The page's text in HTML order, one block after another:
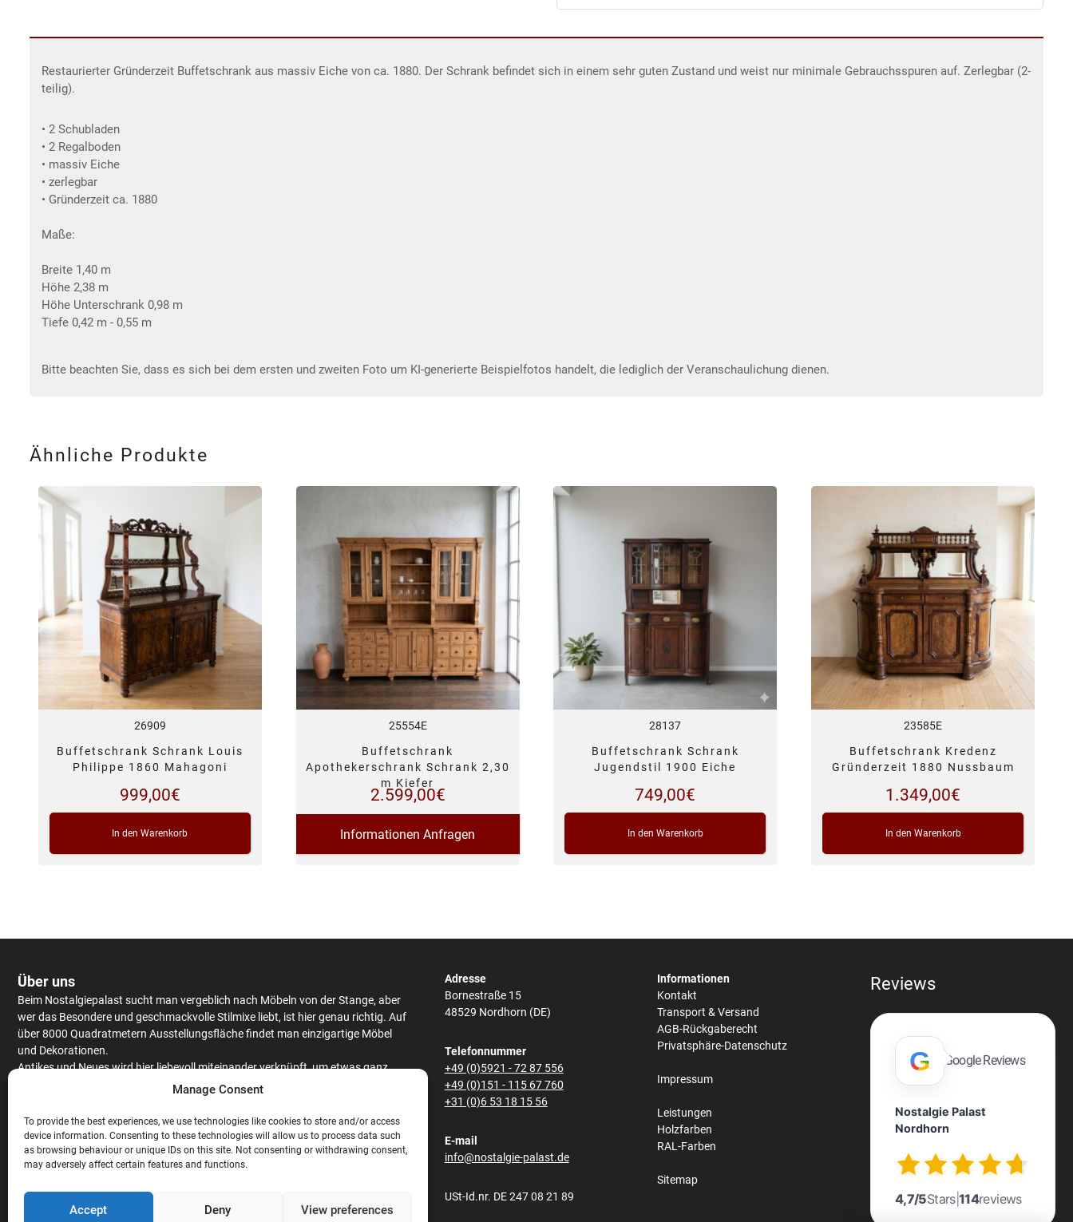
Manage Consent
To provide the best experiences, we use technologies like cookies to store and/or access
device information. Consenting to these technologies will allow us to process data such
as browsing behaviour or unique IDs on this site. Not consenting or withdrawing consent,
may adversely affect certain features and functions.
Accept Deny View preferences
Restaurierter Gründerzeit Buffetschrank aus massiv Eiche von ca. 1880. Der Schrank befindet sich in einem sehr guten Zustand und weist nur minimale Gebrauchsspuren auf. Zerlegbar (2-
teilig).
• 2 Schubladen
• 2 Regalboden
• massiv Eiche
• zerlegbar
• Gründerzeit ca. 1880
Maße:
Breite 1,40 m
Höhe 2,38 m
Höhe Unterschrank 0,98 m
Tiefe 0,42 m - 0,55 m
Bitte beachten Sie, dass es sich bei dem ersten und zweiten Foto um KI-generierte Beispielfotos handelt, die lediglich der Veranschaulichung dienen.
Ähnliche Produkte
26909
Buffetschrank Schrank Louis
Philippe 1860 Mahagoni
999,00€
In den Warenkorb
25554E
Buffetschrank
Apothekerschrank Schrank 2,30
m Kiefer
2.599,00€
Informationen Anfragen
28137
Buffetschrank Schrank
Jugendstil 1900 Eiche
749,00€
In den Warenkorb
23585E
Buffetschrank Kredenz
Gründerzeit 1880 Nussbaum
1.349,00€
In den Warenkorb
Über uns
Beim Nostalgiepalast sucht man vergeblich nach Möbeln von der Stange, aber
wer das Besondere und geschmackvolle Stilmixe liebt, ist hier genau richtig. Auf
über 8000 Quadratmetern Ausstellungsfläche findet man einzigartige Möbel
und Dekorationen.
Antikesund Neues wird hier liebevoll miteinander verknüpft, um etwas ganz
SchränkeundTische werden aus massiv Eiche,
antiken Stücken.
Neben Couchgarnituren,Stühlen,Raritätenund ausgefallenen
Gartendekorationen wird auch noch eine gigantische Auswahl anBars und
Thekenangeboten. HochwertigeStehtischeund
, sondern auch für den privaten Gebrauch, perfekt geeignet.
Abgerundet wird das Sortiment mit exklusiven
Ladeneinrichtungendie aus
Adresse
Bornestraße 15
48529 Nordhorn (DE)
Telefonnummer
+49 (0)5921 - 72 87 556
+49 (0)151 - 115 67 760
+31 (0)6 53 18 15 56
E-mail
info@nostalgie-palast.de
USt-Id.nr. DE 247 08 21 89
Informationen
Kontakt
Transport & Versand
AGB-Rückgaberecht
Privatsphäre-Datenschutz
Impressum
Leistungen
Holzfarben
RAL-Farben
Sitemap
Reviews
G Google Reviews
Nostalgie Palast
Nordhorn
4,7/5Stars|114reviews